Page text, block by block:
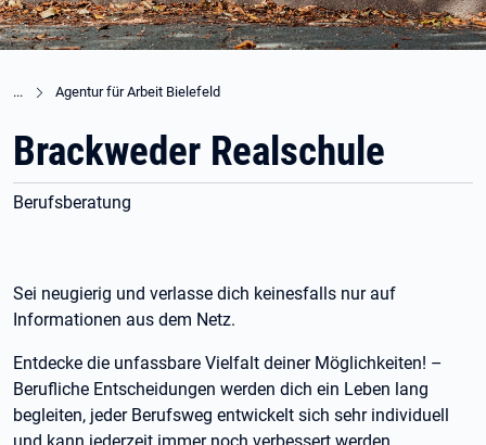
Agentur für Arbeit Bielefeld
Brackweder Realschule
Berufsberatung
Sei neugierig und verlasse dich keinesfalls nur auf
Informationen aus dem Netz.
Entdecke die unfassbare Vielfalt deiner Möglichkeiten! –
Berufliche Entscheidungen werden dich ein Leben lang
begleiten, jeder Berufsweg entwickelt sich sehr individuell